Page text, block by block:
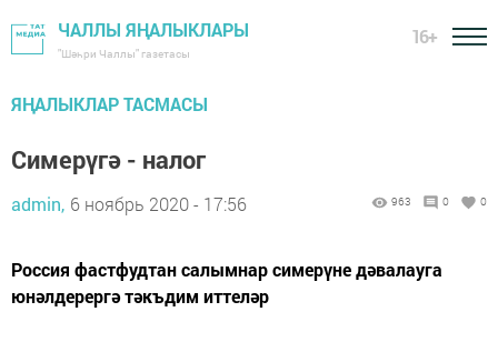
ЧАЛЛЫ ЯҢАЛЫКЛАРЫ
"Шәһри Чаллы" газетасы
16+
ЯҢАЛЫКЛАР ТАСМАСЫ
Симерүгә - налог
admin, 6 ноябрь 2020 - 17:56 963 0 0
Россия фастфудтан салымнар симерүне дәвалауга
юнәлдерергә тәкъдим иттеләр